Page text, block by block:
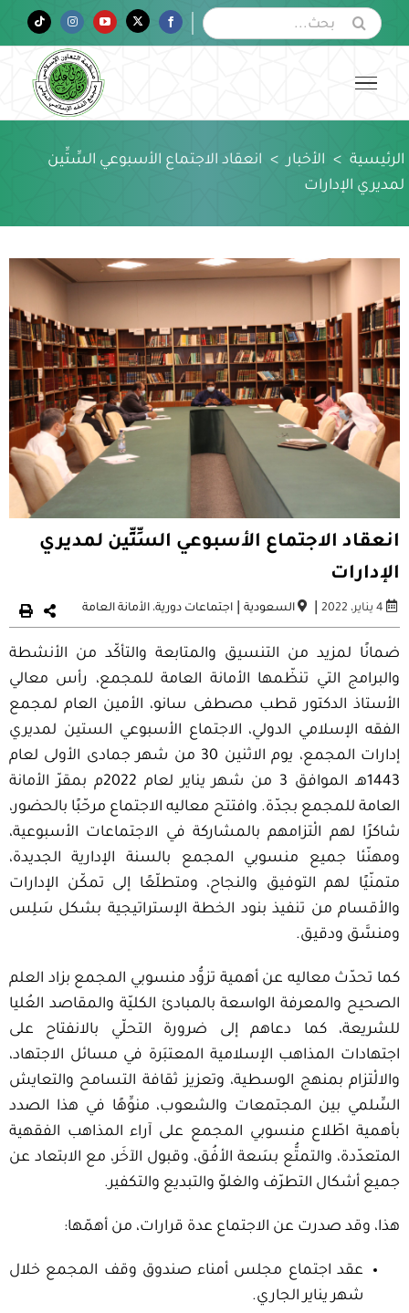
البحث
عن:
Facebook
Twitter
YouTube
Instagram
Tiktok
الرئيسية > الأخبار > انعقاد الاجتماع الأسبوعي السِّتِّين
لمديري الإدارات
انعقاد الاجتماع الأسبوعي السِّتِّين لمديري
الإدارات
4 يناير، 2022 | السعودية| اجتماعات دورية، الأمانة العامة
ضمانًا لمزيد من التنسيق والمتابعة والتأكّد من الأنشطة
والبرامج التي تنظّمها الأمانة العامة للمجمع، رأس معالي
الأستاذ الدكتور قطب مصطفى سانو، الأمين العام لمجمع
الفقه الإسلامي الدولي، الاجتماع الأسبوعي الستين لمديري
إدارات المجمع، يوم الاثنين 30 من شهر جمادى الأولى لعام
1443هـ الموافق 3 من شهر يناير لعام 2022م بمقرّ الأمانة
العامة للمجمع بجدّة. وافتتح معاليه الاجتماع مرحّبًا بالحضور،
شاكرًا لهم الْتزامهم بالمشاركة في الاجتماعات الأسبوعية،
ومهنّئا جميع منسوبي المجمع بالسنة الإدارية الجديدة،
متمنّيًا لهم التوفيق والنجاح، ومتطلّعًا إلى تمكّن الإدارات
والأقسام من تنفيذ بنود الخطة الإستراتيجية بشكل سَلِس
ومنسَّق ودقيق.
كما تحدّث معاليه عن أهمية تزوُّد منسوبي المجمع بزاد العلم
الصحيح والمعرفة الواسعة بالمبادئ الكليّة والمقاصد العُليا
للشريعة، كما دعاهم إلى ضرورة التحلّي بالانفتاح على
اجتهادات المذاهب الإسلامية المعتبَرة في مسائل الاجتهاد،
والالْتزام بمنهج الوسطية، وتعزيز ثقافة التسامح والتعايش
السِّلمي بين المجتمعات والشعوب، منوِّهًا في هذا الصدد
بأهمية اطّلاع منسوبي المجمع على آراء المذاهب الفقهية
المتعدّدة، والتمتُّع بسَعة الأفُق، وقبول الآخَر، مع الابتعاد عن
جميع أشكال التطرّف والغلوّ والتبديع والتكفير.
هذا، وقد صدرت عن الاجتماع عدة قرارات، من أهمّها:
عقد اجتماع مجلس أمناء صندوق وقف المجمع خلال
شهر يناير الجاري.